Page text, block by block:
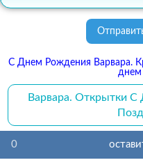
С Днем Рождения Варвара.
днем
Варвара. Открытки
0